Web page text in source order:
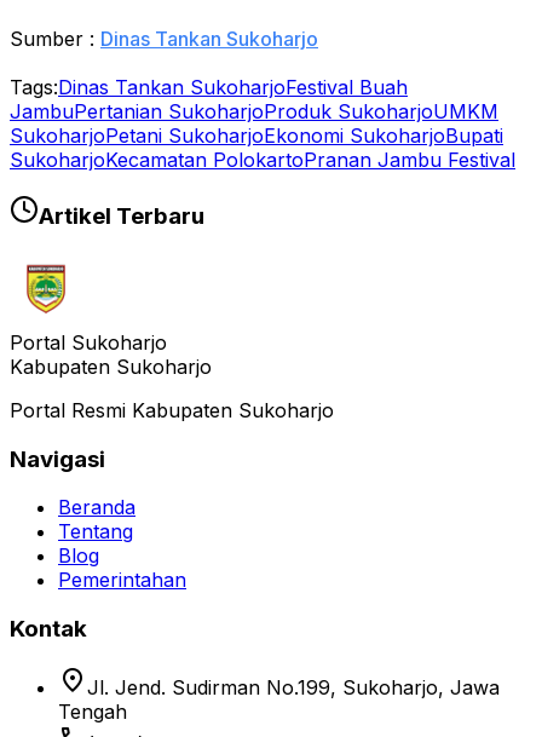
Sumber : Dinas Tankan Sukoharjo
Tags:Dinas Tankan SukoharjoFestival Buah
JambuPertanian SukoharjoProduk SukoharjoUMKM
SukoharjoPetani SukoharjoEkonomi SukoharjoBupati
SukoharjoKecamatan PolokartoPranan Jambu Festival
Artikel Terbaru
Portal Sukoharjo
Kabupaten Sukoharjo
Portal Resmi Kabupaten Sukoharjo
Navigasi
Beranda
Tentang
Blog
Pemerintahan
Kontak
location_on Jl. Jend. Sudirman No.199, Sukoharjo, Jawa
Tengah